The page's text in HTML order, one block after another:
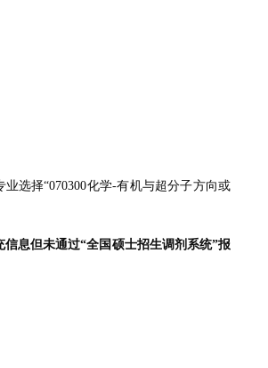
业选择“070300化学-有机与超分子方向或
信息但未通过“全国硕士招生调剂系统”报